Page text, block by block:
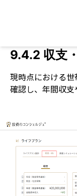
9.4.2 収支
現時点における
確認し、年間収支